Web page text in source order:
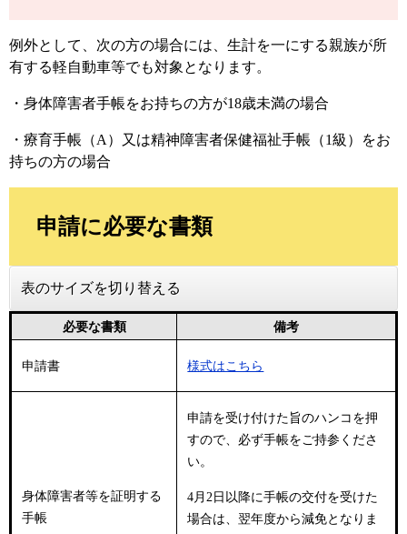
例外として、次の方の場合には、生計を一にする親族が所
有する軽自動車等でも対象となります。
・身体障害者手帳をお持ちの方が18歳未満の場合
・療育手帳（A）又は精神障害者保健福祉手帳（1級）をお
持ちの方の場合
申請に必要な書類
表のサイズを切り替える
必要な書類 備考
申請書 様式はこちら
身体障害者等を証明する
手帳
申請を受け付けた旨のハンコを押
すので、必ず手帳をご持参くださ
い。
4月2日以降に手帳の交付を受けた
場合は、翌年度から減免となりま